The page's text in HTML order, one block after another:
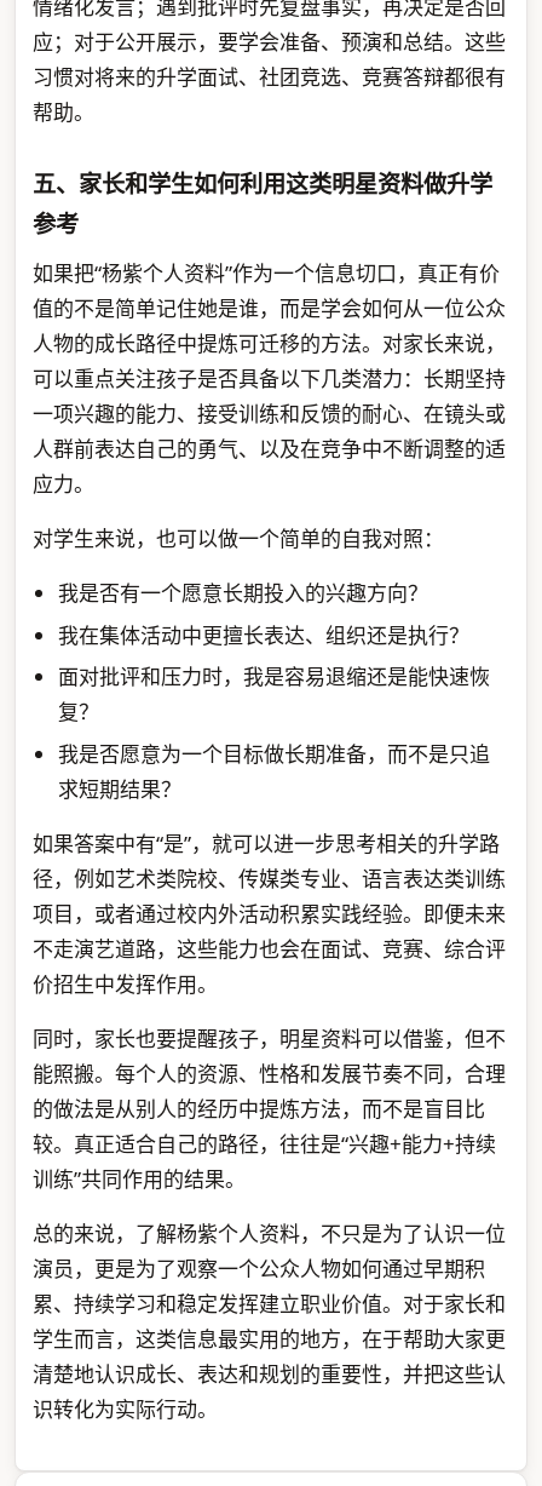
情绪化发言；遇到批评时先复盘事实，再决定是否回
应；对于公开展示，要学会准备、预演和总结。这些
习惯对将来的升学面试、社团竞选、竞赛答辩都很有
帮助。
五、家长和学生如何利用这类明星资料做升学
参考
如果把“杨紫个人资料”作为一个信息切口，真正有价
值的不是简单记住她是谁，而是学会如何从一位公众
人物的成长路径中提炼可迁移的方法。对家长来说，
可以重点关注孩子是否具备以下几类潜力：长期坚持
一项兴趣的能力、接受训练和反馈的耐心、在镜头或
人群前表达自己的勇气、以及在竞争中不断调整的适
应力。
对学生来说，也可以做一个简单的自我对照：
我是否有一个愿意长期投入的兴趣方向？
我在集体活动中更擅长表达、组织还是执行？
面对批评和压力时，我是容易退缩还是能快速恢
复？
我是否愿意为一个目标做长期准备，而不是只追
求短期结果？
如果答案中有“是”，就可以进一步思考相关的升学路
径，例如艺术类院校、传媒类专业、语言表达类训练
项目，或者通过校内外活动积累实践经验。即便未来
不走演艺道路，这些能力也会在面试、竞赛、综合评
价招生中发挥作用。
同时，家长也要提醒孩子，明星资料可以借鉴，但不
能照搬。每个人的资源、性格和发展节奏不同，合理
的做法是从别人的经历中提炼方法，而不是盲目比
较。真正适合自己的路径，往往是“兴趣+能力+持续
训练”共同作用的结果。
总的来说，了解杨紫个人资料，不只是为了认识一位
演员，更是为了观察一个公众人物如何通过早期积
累、持续学习和稳定发挥建立职业价值。对于家长和
学生而言，这类信息最实用的地方，在于帮助大家更
清楚地认识成长、表达和规划的重要性，并把这些认
识转化为实际行动。